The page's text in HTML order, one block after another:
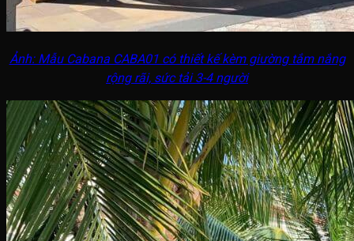
Ảnh: Mẫu Cabana CABA01 có thiết kế kèm giường tắm nắng
rộng rãi, sức tải 3-4 người